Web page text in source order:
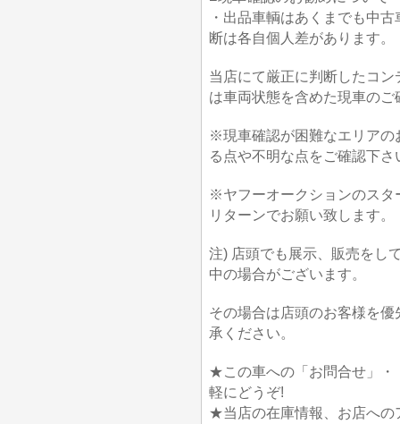
・出品車輌はあくまでも中
断は各自個人差があります。
当店にて厳正に判断したコ
は車両状態を含めた現車の
※現車確認が困難なエリアの
る点や不明な点をご確認下さ
※ヤフーオークションのスタ
リターンでお願い致します。
注) 店頭でも展示、販売をし
中の場合がございます。
その場合は店頭のお客様を
承ください。
★この車への「お問合せ」・
軽にどうぞ!
★当店の在庫情報、お店への